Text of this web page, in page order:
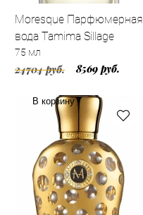
Moresque Парфюмерная
вода Tamima Sillage
75 мл
24704 руб. 8569 руб.
В корзину